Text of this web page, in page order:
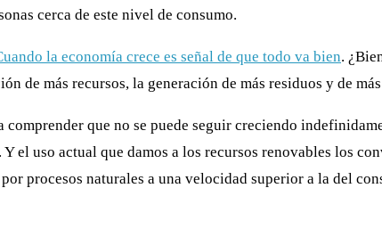
cerca de este nivel de consumo.
la economía crece es señal de que todo va bien.
de más recursos, la generación de más residuos y de
que no se puede seguir creciendo
el uso actual que damos a los recursos renovables los
procesos naturales a una velocidad superior a la del